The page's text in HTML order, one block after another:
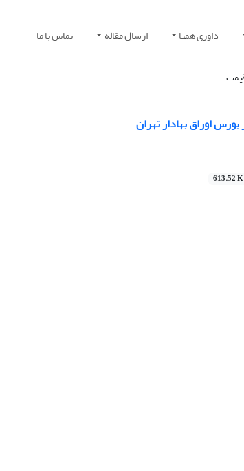
داوری همتا ارسال مقاله تماس با ما
اوراق بهادار تهران
613.52 K